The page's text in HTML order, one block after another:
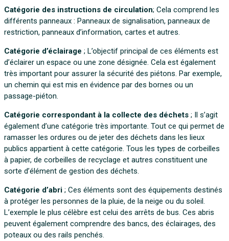
Catégorie des instructions de circulation; Cela comprend les
différents panneaux : Panneaux de signalisation, panneaux de
restriction, panneaux d’information, cartes et autres.
Catégorie d’éclairage ; L’objectif principal de ces éléments est
d’éclairer un espace ou une zone désignée. Cela est également
très important pour assurer la sécurité des piétons. Par exemple,
un chemin qui est mis en évidence par des bornes ou un
passage-piéton.
Catégorie correspondant à la collecte des déchets ; Il s’agit
également d’une catégorie très importante. Tout ce qui permet de
ramasser les ordures ou de jeter des déchets dans les lieux
publics appartient à cette catégorie. Tous les types de corbeilles
à papier, de corbeilles de recyclage et autres constituent une
sorte d’élément de gestion des déchets.
Catégorie d’abri ; Ces éléments sont des équipements destinés
à protéger les personnes de la pluie, de la neige ou du soleil.
L’exemple le plus célèbre est celui des arrêts de bus. Ces abris
peuvent également comprendre des bancs, des éclairages, des
poteaux ou des rails penchés.